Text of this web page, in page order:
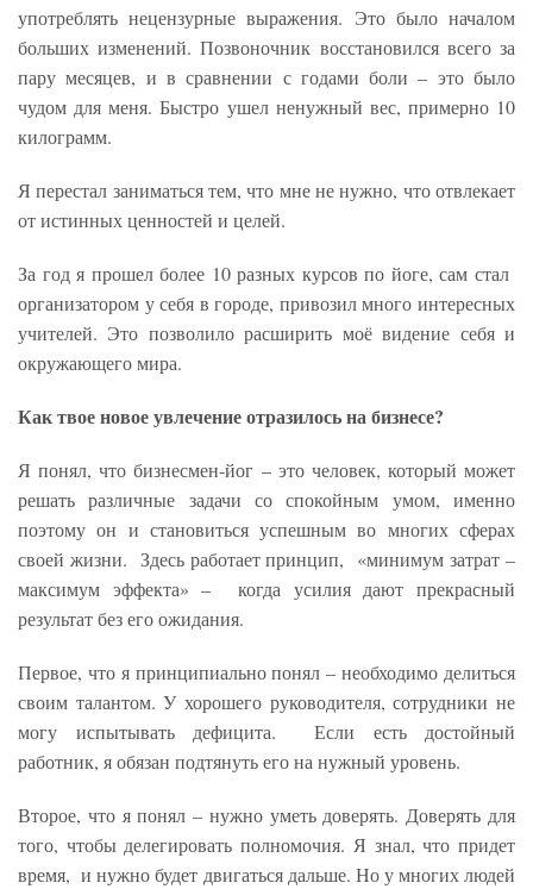
употреблять нецензурные выражения. Это было началом
больших изменений. Позвоночник восстановился всего за
пару месяцев, и в сравнении с годами боли – это было
чудом для меня. Быстро ушел ненужный вес, примерно 10
килограмм.
Я перестал заниматься тем, что мне не нужно, что отвлекает
от истинных ценностей и целей.
За год я прошел более 10 разных курсов по йоге, сам стал
организатором у себя в городе, привозил много интересных
учителей. Это позволило расширить моё видение себя и
окружающего мира.
Как твое новое увлечение отразилось на бизнесе?
Я понял, что бизнесмен-йог – это человек, который может
решать различные задачи со спокойным умом, именно
поэтому он и становиться успешным во многих сферах
своей жизни. Здесь работает принцип, «минимум затрат –
максимум эффекта» – когда усилия дают прекрасный
результат без его ожидания.
Первое, что я принципиально понял – необходимо делиться
своим талантом. У хорошего руководителя, сотрудники не
могу испытывать дефицита. Если есть достойный
работник, я обязан подтянуть его на нужный уровень.
Второе, что я понял – нужно уметь доверять. Доверять для
того, чтобы делегировать полномочия. Я знал, что придет
время, и нужно будет двигаться дальше. Но у многих людей